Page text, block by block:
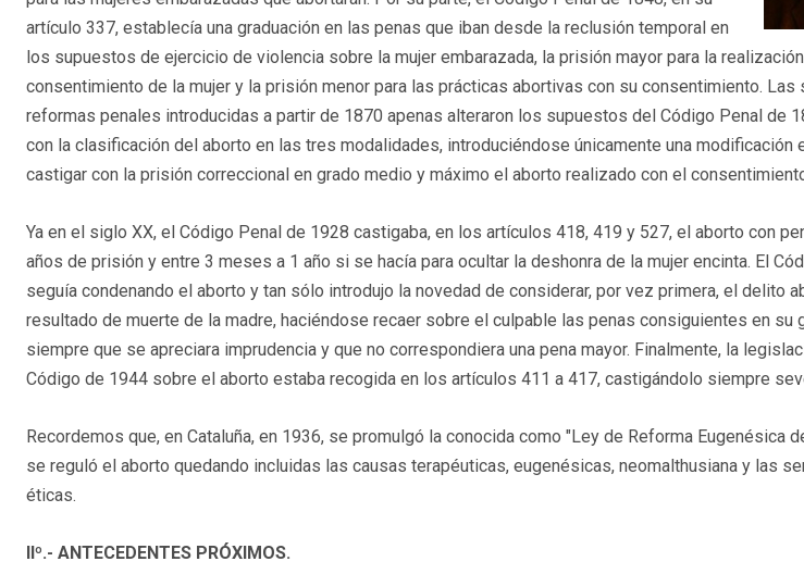
artículo 337, establecía una graduación en las penas que iban desde la reclusión temporal en
los supuestos de ejercicio de violencia sobre la mujer embarazada, la prisión mayor para la
consentimiento de la mujer y la prisión menor para las prácticas abortivas con su consentimiento. Las
reformas penales introducidas a partir de 1870 apenas alteraron los supuestos del Código Penal de
con la clasificación del aborto en las tres modalidades, introduciéndose únicamente una modificación
castigar con la prisión correccional en grado medio y máximo el aborto realizado con el
Ya en el siglo XX, el Código Penal de 1928 castigaba, en los artículos 418, 419 y 527, el aborto con
años de prisión y entre 3 meses a 1 año si se hacía para ocultar la deshonra de la mujer encinta. El
seguía condenando el aborto y tan sólo introdujo la novedad de considerar, por vez primera, el delito
resultado de muerte de la madre, haciéndose recaer sobre el culpable las penas consiguientes en su
siempre que se apreciara imprudencia y que no correspondiera una pena mayor. Finalmente, la
Código de 1944 sobre el aborto estaba recogida en los artículos 411 a 417, castigándolo siempre
Recordemos que, en Cataluña, en 1936, se promulgó la conocida como "Ley de Reforma Eugenésica
se reguló el aborto quedando incluidas las causas terapéuticas, eugenésicas, neomalthusiana y las
éticas.
IIº.- ANTECEDENTES PRÓXIMOS.